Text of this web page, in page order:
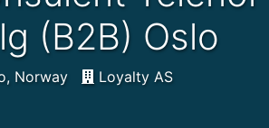
(B2B) Oslo
Norway Loyalty AS